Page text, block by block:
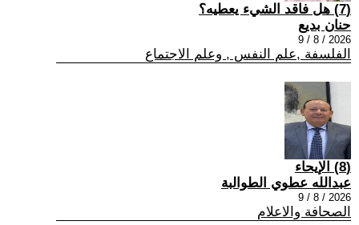
(7) هل فاقد الشيء يعطيه؟
حنان بديع
2026 / 8 / 9
الفلسفة ,علم النفس , وعلم الاجتماع
(8) الإيحاء
عبدالله عطوي الطوالبة
2026 / 8 / 9
الصحافة والاعلام